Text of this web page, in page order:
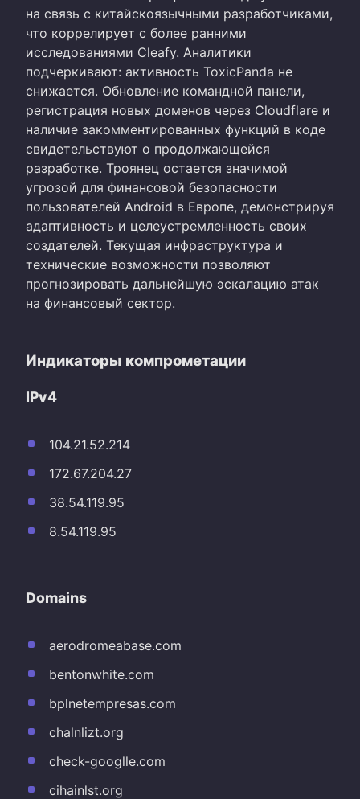
на связь с китайскоязычными разработчиками,
что коррелирует с более ранними
исследованиями Cleafy. Аналитики
подчеркивают: активность ToxicPanda не
снижается. Обновление командной панели,
регистрация новых доменов через Cloudflare и
наличие закомментированных функций в коде
свидетельствуют о продолжающейся
разработке. Троянец остается значимой
угрозой для финансовой безопасности
пользователей Android в Европе, демонстрируя
адаптивность и целеустремленность своих
создателей. Текущая инфраструктура и
технические возможности позволяют
прогнозировать дальнейшую эскалацию атак
на финансовый сектор.
Индикаторы компрометации
IPv4
104.21.52.214
172.67.204.27
38.54.119.95
8.54.119.95
Domains
aerodromeabase.com
bentonwhite.com
bplnetempresas.com
chalnlizt.org
check-googlle.com
cihainlst.org